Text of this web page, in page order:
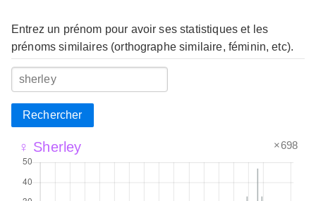
Entrez un prénom pour avoir ses statistiques et les
prénoms similaires (orthographe similaire, féminin, etc).
Rechercher
♀ Sherley ×698